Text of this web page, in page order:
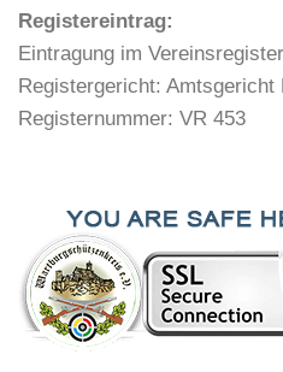
Registereintrag:
Eintragung im Vereinsregister
Registergericht: Amtsgericht
Registernummer: VR 453